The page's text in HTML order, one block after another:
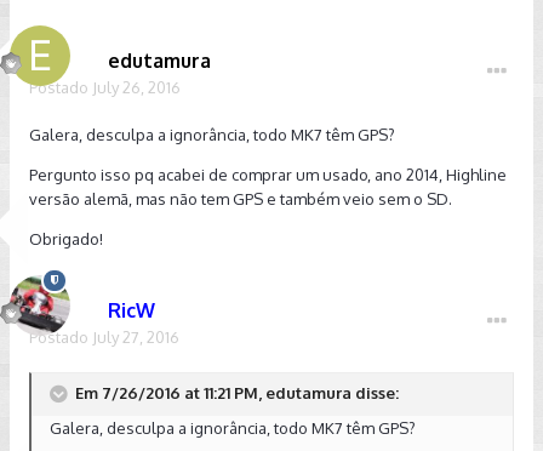
edutamura
Postado July 26, 2016
Galera, desculpa a ignorância, todo MK7 têm GPS?
Pergunto isso pq acabei de comprar um usado, ano 2014, Highline
versão alemã, mas não tem GPS e também veio sem o SD.
Obrigado!
RicW
Postado July 27, 2016
Em 7/26/2016 at 11:21 PM, edutamura disse:
Galera, desculpa a ignorância, todo MK7 têm GPS?